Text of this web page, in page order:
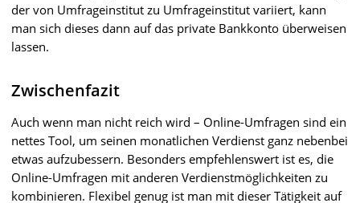
der von Umfrageinstitut zu Umfrageinstitut variiert, kann
man sich dieses dann auf das private Bankkonto überweisen
lassen.
Zwischenfazit
Auch wenn man nicht reich wird – Online-Umfragen sind ein
nettes Tool, um seinen monatlichen Verdienst ganz nebenbei
etwas aufzubessern. Besonders empfehlenswert ist es, die
Online-Umfragen mit anderen Verdienstmöglichkeiten zu
kombinieren. Flexibel genug ist man mit dieser Tätigkeit auf